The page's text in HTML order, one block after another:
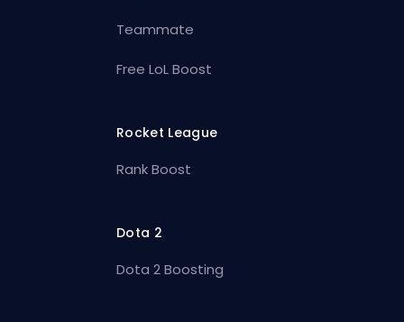
Teammate
Free LoL Boost
Rocket League
Rank Boost
Dota 2
Dota 2 Boosting